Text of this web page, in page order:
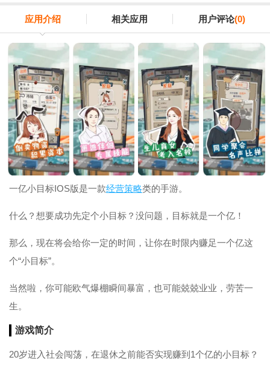
应用介绍 相关应用 用户评论(0)
一亿小目标IOS版是一款经营策略类的手游。
什么？想要成功先定个小目标？没问题，目标就是一个亿！
那么，现在将会给你一定的时间，让你在时限内赚足一个亿这
个“小目标”。
当然啦，你可能欧气爆棚瞬间暴富，也可能兢兢业业，劳苦一
生。
游戏简介
20岁进入社会闯荡，在退休之前能否实现赚到1个亿的小目标？